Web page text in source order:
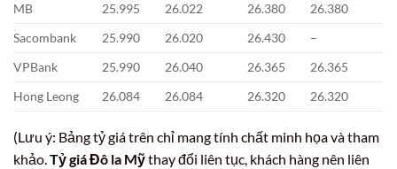
MB
25.995 26.022 26.380
26.380
Sacombank
25.990 26.020 26.430
–
VPBank
25.990 26.040 26.365
26.365
Hong Leong
26.084 26.084 26.320 26.320
(Lưu ý: Bảng tỷ giá trên chỉ mang tính chất minh họa và tham
khảo.Tỷ giá Đô la Mỹthay đổi liên tục, khách hàng nên liên